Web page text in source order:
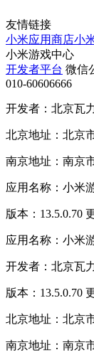
友情链接
小米应用商店小
小米游戏中心
开发者平台 微信
010-60606666
开发者：北京瓦
北京地址：北京
南京地址：南京
应用名称：小米
版本：13.5.0.70
应用名称：小米
开发者：北京瓦
版本：13.5.0.70
北京地址：北京
南京地址：南京